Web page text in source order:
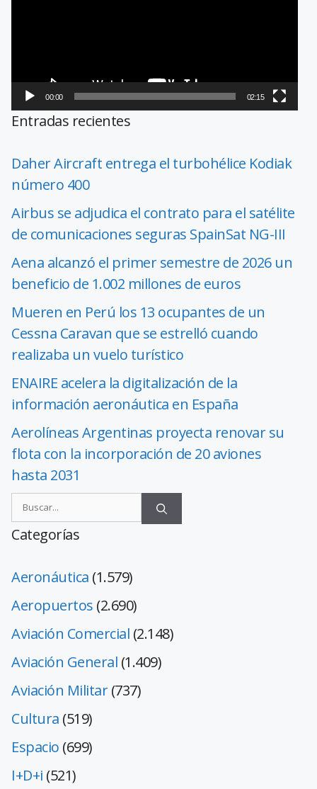
00:00 02:15
Entradas recientes
Daher Aircraft entrega el turbohélice Kodiak
número 400
Airbus se adjudica el contrato para el satélite
de comunicaciones seguras SpainSat NG-III
Aena alcanzó el primer semestre de 2026 un
beneficio de 1.002 millones de euros
Mueren en Perú los 13 ocupantes de un
Cessna Caravan que se estrelló cuando
realizaba un vuelo turístico
ENAIRE acelera la digitalización de la
información aeronáutica en España
Aerolíneas Argentinas proyecta renovar su
flota con la incorporación de 20 aviones
hasta 2031
Categorías
Aeronáutica (1.579)
Aeropuertos (2.690)
Aviación Comercial (2.148)
Aviación General (1.409)
Aviación Militar(737)
Cultura (519)
Espacio (699)
I+D+i (521)